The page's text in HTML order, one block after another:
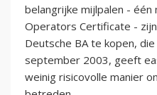
belangrijke mijlpalen - één
Operators Certificate -
Deutsche BA te kopen,
september 2003, geeft
weinig risicovolle manier